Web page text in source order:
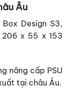
Âu
Design S3,
206 x 55 x 153
nâng cấp PSU
tại châu Âu.